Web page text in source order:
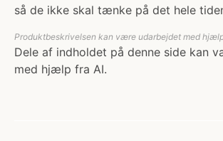
så de ikke skal tænke på det hele
Produktbeskrivelsen kan være udarbejdet med
Dele af indholdet på denne side kan
med hjælp fra AI.